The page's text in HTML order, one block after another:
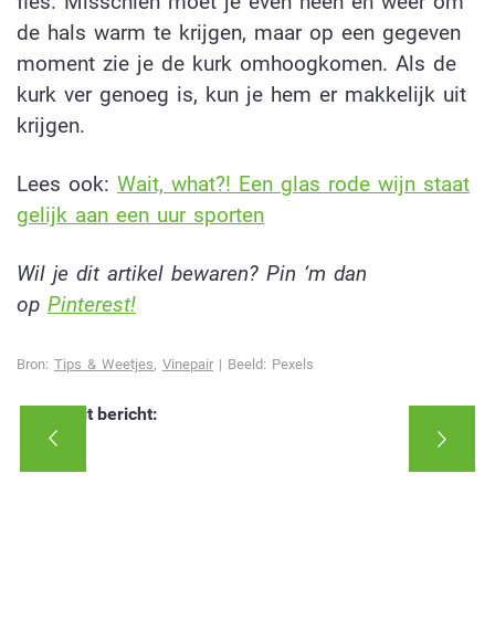
de hals warm te krijgen, maar op een gegeven
moment zie je de kurk omhoogkomen. Als de
kurk ver genoeg is, kun je hem er makkelijk uit
krijgen.
Lees ook: Wait, what?! Een glas rode wijn staat
gelijk aan een uur sporten
Wil je dit artikel bewaren? Pin ‘m dan
op Pinterest!
Bron: Tips & Weetjes, Vinepair | Beeld: Pexels
Deel dit bericht: